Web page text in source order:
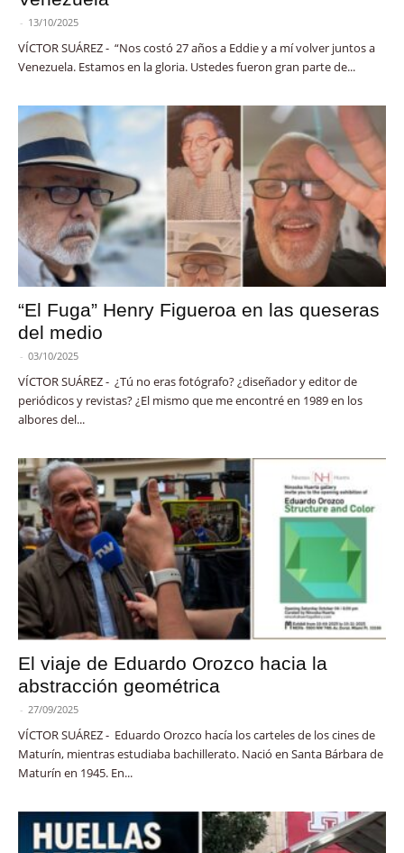
- 13/10/2025
VÍCTOR SUÁREZ - “Nos costó 27 años a Eddie y a mí volver juntos a
Venezuela. Estamos en la gloria. Ustedes fueron gran parte de...
“El Fuga” Henry Figueroa en las queseras
del medio
- 03/10/2025
VÍCTOR SUÁREZ - ¿Tú no eras fotógrafo? ¿diseñador y editor de
periódicos y revistas? ¿El mismo que me encontré en 1989 en los
albores del...
El viaje de Eduardo Orozco hacia la
abstracción geométrica
- 27/09/2025
VÍCTOR SUÁREZ - Eduardo Orozco hacía los carteles de los cines de
Maturín, mientras estudiaba bachillerato. Nació en Santa Bárbara de
Maturín en 1945. En...